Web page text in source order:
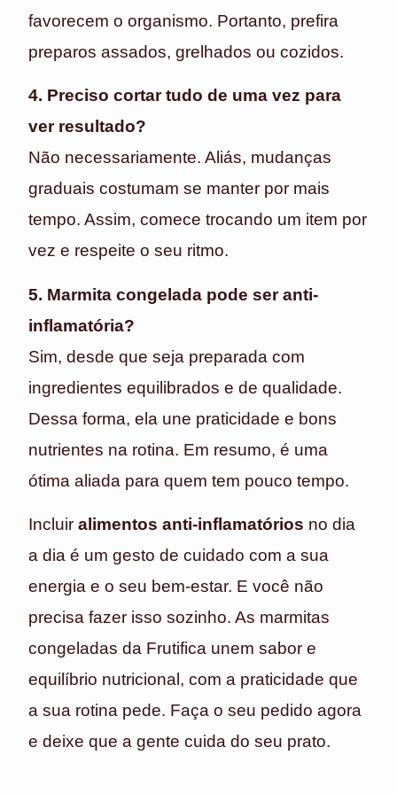
favorecem o organismo. Portanto, prefira
preparos assados, grelhados ou cozidos.
4. Preciso cortar tudo de uma vez para
ver resultado?
Não necessariamente. Aliás, mudanças
graduais costumam se manter por mais
tempo. Assim, comece trocando um item por
vez e respeite o seu ritmo.
5. Marmita congelada pode ser anti-
inflamatória?
Sim, desde que seja preparada com
ingredientes equilibrados e de qualidade.
Dessa forma, ela une praticidade e bons
nutrientes na rotina. Em resumo, é uma
ótima aliada para quem tem pouco tempo.
Incluir alimentos anti-inflamatórios no dia
a dia é um gesto de cuidado com a sua
energia e o seu bem-estar. E você não
precisa fazer isso sozinho. As marmitas
congeladas da Frutifica unem sabor e
equilíbrio nutricional, com a praticidade que
a sua rotina pede. Faça o seu pedido agora
e deixe que a gente cuida do seu prato.